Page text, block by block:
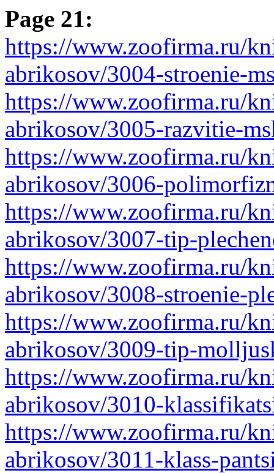
Page 21:
https://www.zoofirma.ru/
abrikosov/3004-stroenie-
https://www.zoofirma.ru/
abrikosov/3005-razvitie-
https://www.zoofirma.ru/
abrikosov/3006-
https://www.zoofirma.ru/
abrikosov/3007-tip-
https://www.zoofirma.ru/
abrikosov/3008-stroenie-
https://www.zoofirma.ru/
abrikosov/3009-tip-
https://www.zoofirma.ru/
abrikosov/3010-
https://www.zoofirma.ru/
abrikosov/3011-klass-